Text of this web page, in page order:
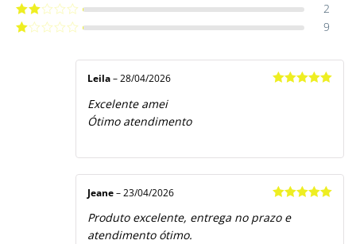
Avaliação
Avaliação
2
9
Leila – 28/04/2026
Excelente amei
Ótimo atendimento
de 5
Jeane – 23/04/2026
Produto excelente, entrega no prazo e
atendimento ótimo.